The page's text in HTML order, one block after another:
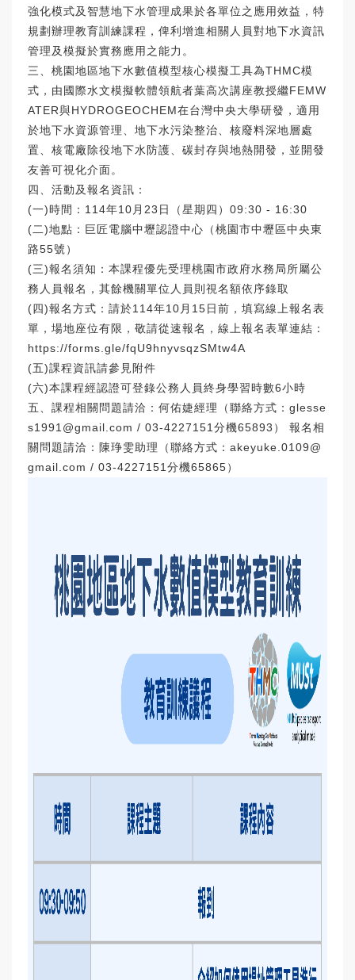
強化模式及智慧地下水管理成果於各單位之應用效益，特
規劃辦理教育訓練課程，俾利增進相關人員對地下水資訊
管理及模擬於實務應用之能力。
三、桃園地區地下水數值模型核心模擬工具為THMC模
式，由國際水文模擬軟體領航者葉高次講座教授繼FEMW
ATER與HYDROGEOCHEM在台灣中央大學研發，適用
於地下水資源管理、地下水污染整治、核廢料深地層處
置、核電廠除役地下水防護、碳封存與地熱開發，並開發
友善可視化介面。
四、活動及報名資訊：
(一)時間：114年10月23日（星期四）09:30 - 16:30
(二)地點：巨匠電腦中壢認證中心（桃園市中壢區中央東
路55號）
(三)報名須知：本課程優先受理桃園市政府水務局所屬公
務人員報名，其餘機關單位人員則視名額依序錄取
(四)報名方式：請於114年10月15日前，填寫線上報名表
單，場地座位有限，敬請從速報名，線上報名表單連結：
https://forms.gle/fqU9hnyvsqzSMtw4A
(五)課程資訊請參見附件
(六)本課程經認證可登錄公務人員終身學習時數6小時
五、課程相關問題請洽：何佑婕經理（聯絡方式：glesse
s1991@gmail.com / 03-4227151分機65893） 報名相
關問題請洽：陳琤雯助理（聯絡方式：akeyuke.0109@
gmail.com / 03-4227151分機65865）